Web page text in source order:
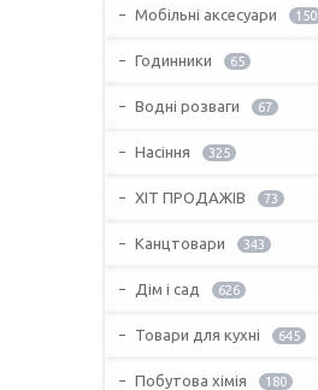
Мобільні аксесуари 150
Годинники 65
Водні розваги 67
Насіння 325
ХІТ ПРОДАЖІВ 73
Канцтовари 343
Дім і сад 626
Товари для кухні 645
Побутова хімія 180